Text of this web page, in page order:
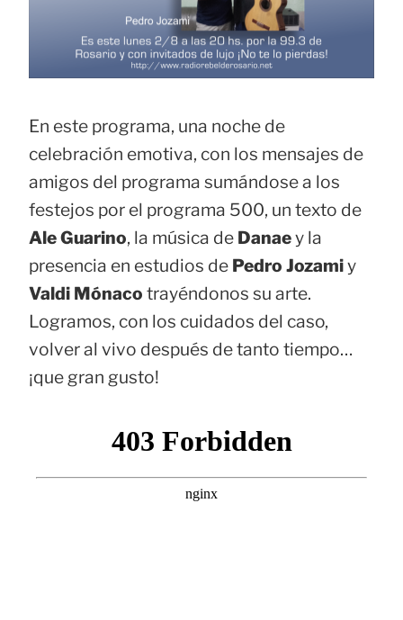
En este programa, una noche de
celebración emotiva, con los mensajes de
amigos del programa sumándose a los
festejos por el programa 500, un texto de
Ale Guarino, la música de Danaey la
presencia en estudios de Pedro Jozamiy
Valdi Mónaco trayéndonos su arte.
Logramos, con los cuidados del caso,
volver al vivo después de tanto tiempo…
¡que gran gusto!